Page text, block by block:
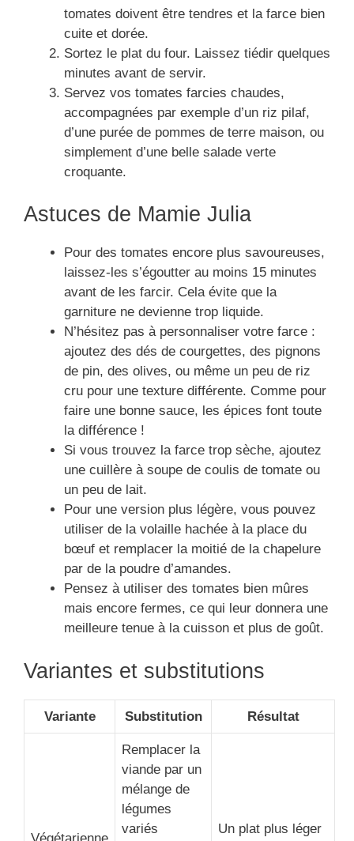
tomates doivent être tendres et la farce bien
cuite et dorée.
Sortez le plat du four. Laissez tiédir quelques
minutes avant de servir.
Servez vos tomates farcies chaudes,
accompagnées par exemple d’un riz pilaf,
d’une purée de pommes de terre maison, ou
simplement d’une belle salade verte
croquante.
Astuces de Mamie Julia
Pour des tomates encore plus savoureuses,
laissez-les s’égoutter au moins 15 minutes
avant de les farcir. Cela évite que la
garniture ne devienne trop liquide.
N’hésitez pas à personnaliser votre farce :
ajoutez des dés de courgettes, des pignons
de pin, des olives, ou même un peu de riz
cru pour une texture différente. Comme pour
faire une bonne sauce, les épices font toute
la différence !
Si vous trouvez la farce trop sèche, ajoutez
une cuillère à soupe de coulis de tomate ou
un peu de lait.
Pour une version plus légère, vous pouvez
utiliser de la volaille hachée à la place du
bœuf et remplacer la moitié de la chapelure
par de la poudre d’amandes.
Pensez à utiliser des tomates bien mûres
mais encore fermes, ce qui leur donnera une
meilleure tenue à la cuisson et plus de goût.
Variantes et substitutions
Variante Substitution Résultat
Remplacer la
viande par un
mélange de
légumes
variés
Un plat plus léger